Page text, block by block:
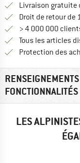
Livraison gratuite
Droit de retour de
> 4 000 000
Tous les articles
Protection des
FONCTIONNALITÉS
LES